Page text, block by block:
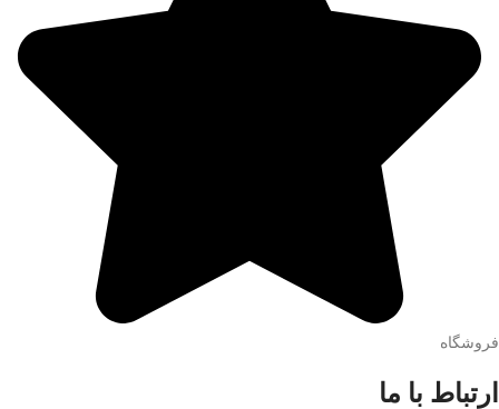
فروشگاه
ارتباط با ما